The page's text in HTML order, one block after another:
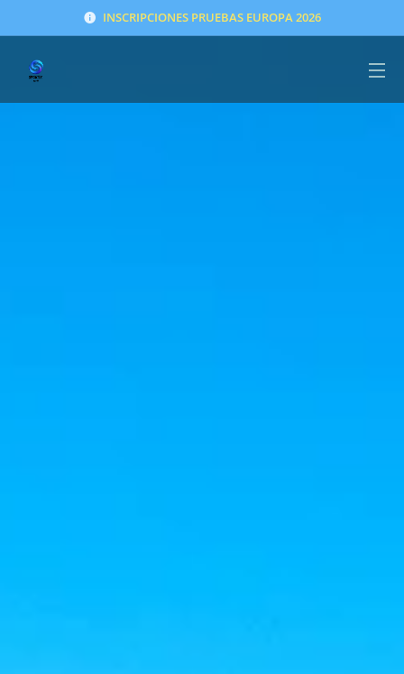
INSCRIPCIONES PRUEBAS EUROPA 2026